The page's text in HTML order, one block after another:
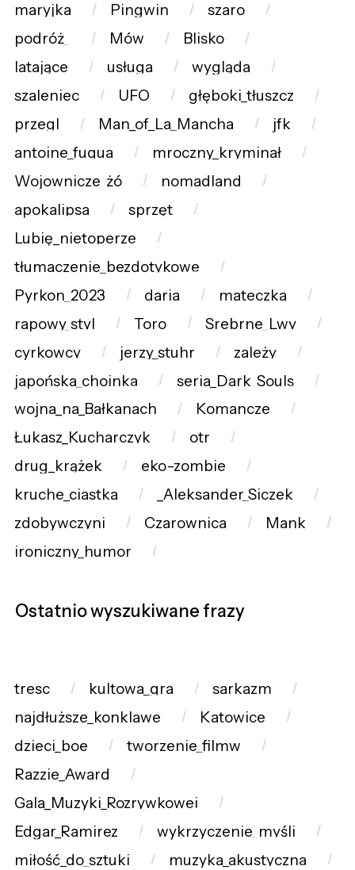
maryjka
Pingwin
szaro
podróż_
Mów
Blisko
latające
usługa
wygląda
szaleniec
UFO
głęboki_tłuszcz
przegl
Man_of_La_Mancha
jfk
antoine_fuqua
mroczny_kryminał
Wojownicze_żó
nomadland
apokalipsa
sprzęt
Lubię_nietoperze
tłumaczenie_bezdotykowe
Pyrkon_2023
daria
mateczka
rapowy_styl
Toro
Srebrne_Lwy
cyrkowcy
jerzy_stuhr
zależy
japońska_choinka
seria_Dark_Souls
wojna_na_Bałkanach
Komancze
Łukasz_Kucharczyk
otr
drug_krążek
eko-zombie
kruche_ciastka
_Aleksander_Siczek
zdobywczyni
Czarownica
Mank
ironiczny_humor
Ostatnio wyszukiwane frazy
tresc kultowa_gra
sarkazm
najdłuższe_konklawe
Katowice
dzieci_boe
tworzenie_filmw
Razzie_Award
Gala_Muzyki_Rozrywkowej
Edgar_Ramirez
wykrzyczenie_myśli
miłość_do_sztuki
muzyka_akustyczna